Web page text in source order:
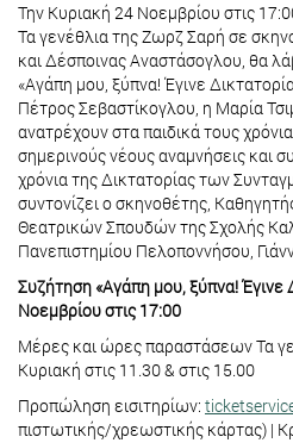
Την Κυριακή 24 Νοεμβρίου στις
Τα γενέθλια της Ζωρζ Σαρή σε
και Δέσποινας Αναστάσογλου, θα
«Αγάπη μου, ξύπνα! Έγινε
Πέτρος Σεβαστίκογλου, η Μαρία
ανατρέχουν στα παιδικά τους
σημερινούς νέους αναμνήσεις και
χρόνια της Δικτατορίας των
συντονίζει ο σκηνοθέτης,
Θεατρικών Σπουδών της Σχολής
Πανεπιστημίου Πελοποννήσου,
Συζήτηση «Αγάπη μου, ξύπνα! Έγινε
Νοεμβρίου στις 17:00
Μέρες και ώρες παραστάσεων Τα
Κυριακή στις 11.30 & στις 15.00
Προπώληση εισιτηρίων:
πιστωτικής/χρεωστικής κάρτας) |